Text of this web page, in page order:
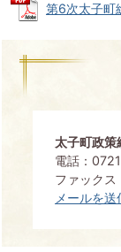
第6次太子町
太子町政策
電話：
ファック
メールを送